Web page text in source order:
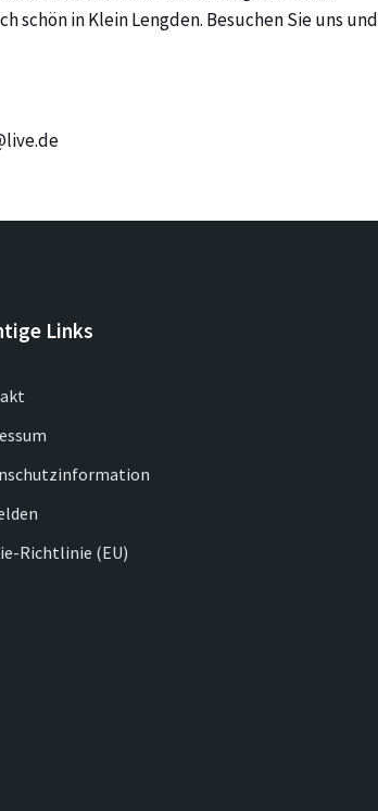
in Klein Lengden. Besuchen Sie uns und
Links
Richtlinie (EU)